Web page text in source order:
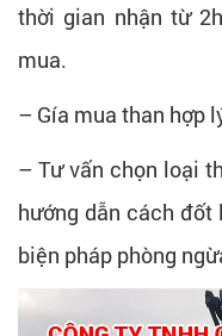
thời gian nhận từ
mua.
– Gía mua than hợp
– Tư vấn chọn loại
hướng dẫn cách đốt
biện pháp phòng